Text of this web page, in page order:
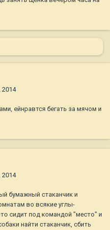
2014
ейнравтся бегать за мячом и
2014
бумажный стаканчик и
во всякие углы-
сидит под командой "место" и
найти стаканчик, сбить